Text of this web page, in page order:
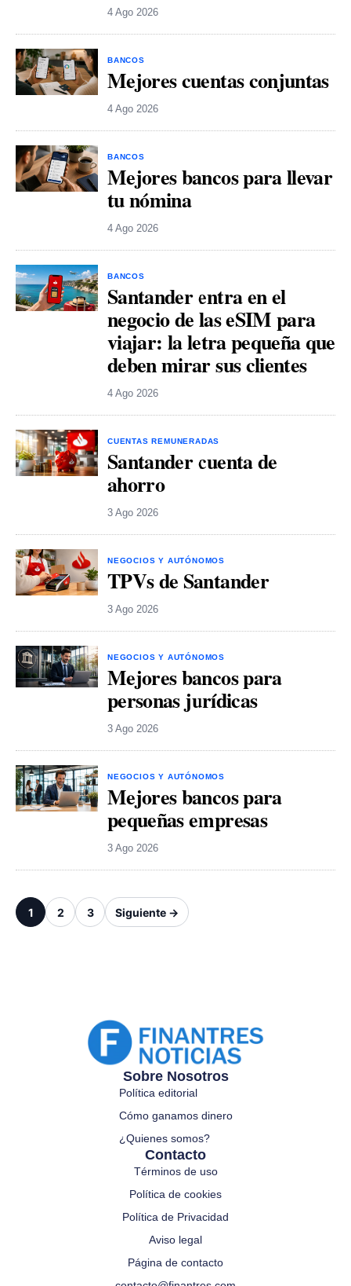
4 Ago 2026
BANCOS
Mejores cuentas conjuntas
4 Ago 2026
BANCOS
Mejores bancos para llevar
tu nómina
4 Ago 2026
BANCOS
Santander entra en el
negocio de las eSIM para
viajar: la letra pequeña que
deben mirar sus clientes
4 Ago 2026
CUENTAS REMUNERADAS
Santander cuenta de
ahorro
3 Ago 2026
NEGOCIOS Y AUTÓNOMOS
TPVs de Santander
3 Ago 2026
NEGOCIOS Y AUTÓNOMOS
Mejores bancos para
personas jurídicas
3 Ago 2026
NEGOCIOS Y AUTÓNOMOS
Mejores bancos para
pequeñas empresas
3 Ago 2026
1 2 3 Siguiente →
Sobre Nosotros
Política editorial
Cómo ganamos dinero
¿Quienes somos?
Contacto
Términos de uso
Política de cookies
Política de Privacidad
Aviso legal
Página de contacto